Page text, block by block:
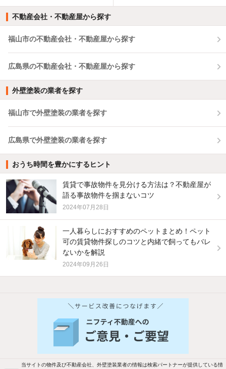
不動産会社・不動産屋から探す
福山市の不動産会社・不動産屋から探す
広島県の不動産会社・不動産屋から探す
外壁塗装の業者を探す
福山市で外壁塗装の業者を探す
広島県で外壁塗装の業者を探す
おうち時間を豊かにするヒント
賃貸で事故物件を見分ける方法は？不動産屋が
語る事故物件を掴まないコツ
2024年07月28日
一人暮らしにおすすめのペットまとめ！ペット
可の賃貸物件探しのコツと内緒で飼ってもバレ
ないかを解説
2024年09月26日
他の人はこんな条件で絞り込んでいます！
バス・トイレ別 2階以上
駐車場あり ペット相談
新着物件メール通知
検索中の条件の新着物件情報をいち早く
当サイトの物件及び不動産会社、外壁塗装業者の情報は検索パートナーが提供している情